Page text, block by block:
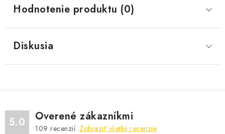
Hodnotenie produktu (0)
Diskusia
5.0 Overené zákazníkmi
109 recenzií. Zobraziť všetky recenzie